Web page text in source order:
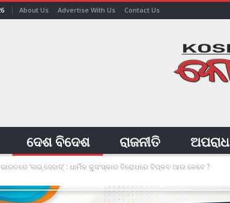
About Us Advertise With Us Contact Us
ଦେଶ ବିଦେଶ ରାଜନୀତି ଅପରାଧ
ଭାରତରେ ‘ଲଭ୍ ଜେହାଦ୍’ : ଧାର୍ମିକ କୁସଂସ୍କାର ବିରୋଧରେ ବିପ୍ଳବ ଆଉ କେବେ ?